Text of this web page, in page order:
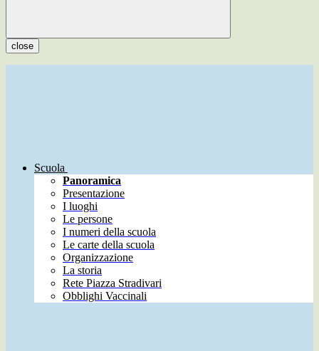
close
Scuola
Panoramica
Presentazione
I luoghi
Le persone
I numeri della scuola
Le carte della scuola
Organizzazione
La storia
Rete Piazza Stradivari
Obblighi Vaccinali